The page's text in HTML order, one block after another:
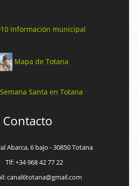
Información municipal
Mapa de Totana
Semana Santa en Totana
Contacto
Abarca, 6 bajo - 30850 Totana
Tlf: +34 968 42 77 22
canal6totana@gmail.com